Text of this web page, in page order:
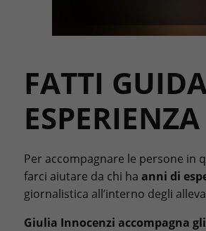
FATTI
Per accompagnare le persone in
farci aiutare da chi ha anni di
giornalistica all’interno degli
Giulia Innocenzi accompagna